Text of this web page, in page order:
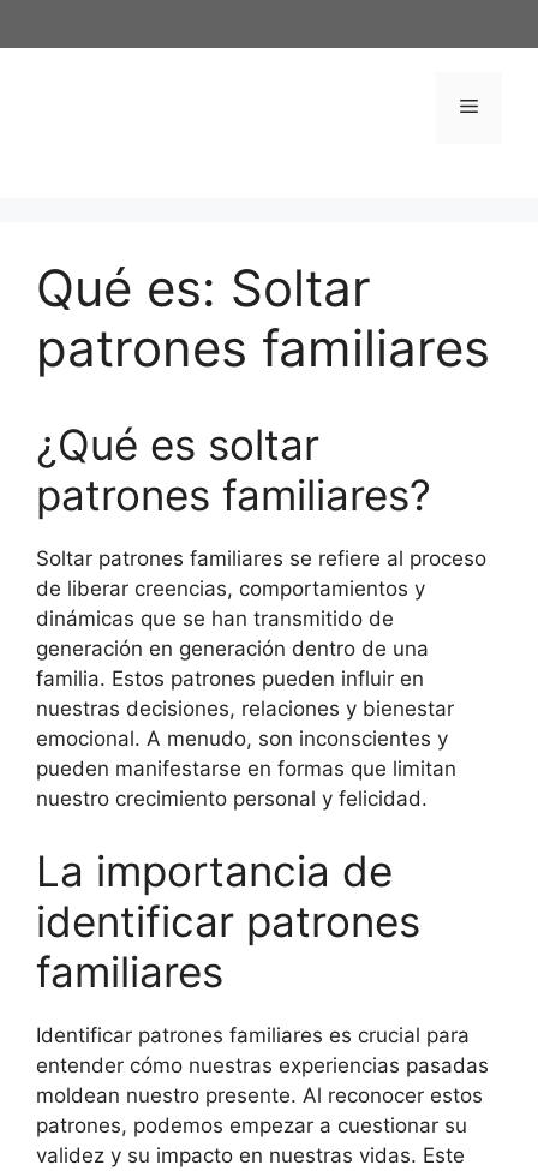
al
Menú
Qué es: Soltar
patrones familiares
¿Qué es soltar
patrones familiares?
Soltar patrones familiares se refiere al proceso
de liberar creencias, comportamientos y
dinámicas que se han transmitido de
generación en generación dentro de una
familia. Estos patrones pueden influir en
nuestras decisiones, relaciones y bienestar
emocional. A menudo, son inconscientes y
pueden manifestarse en formas que limitan
nuestro crecimiento personal y felicidad.
La importancia de
identificar patrones
familiares
Identificar patrones familiares es crucial para
entender cómo nuestras experiencias pasadas
moldean nuestro presente. Al reconocer estos
patrones, podemos empezar a cuestionar su
validez y su impacto en nuestras vidas. Este